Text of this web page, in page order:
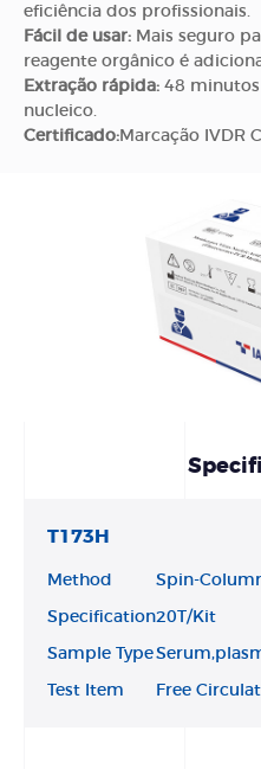
eficiência dos profissionais.
Fácil de usar: Mais seguro
reagente orgânico é
Extração rápida: 48
nucleico.
Certificado: Marcação IVDR
T173H
Method Spin-
Specification20T/Kit
Sample Type
Test Item Free